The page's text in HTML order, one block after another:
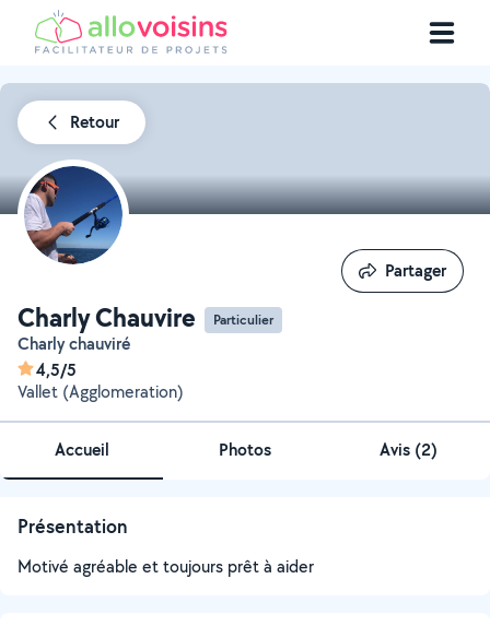
Retour
Charly Chauvire Particulier
Charly chauviré
4,5/5
Vallet (Agglomeration)
Partager
Partager
Accueil Photos Avis (2)
Présentation
Motivé agréable et toujours prêt à aider